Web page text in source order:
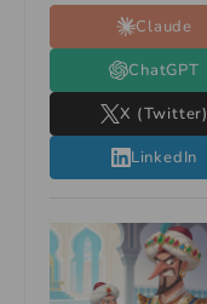
Claude
ChatGPT
X (Twitter)
LinkedIn